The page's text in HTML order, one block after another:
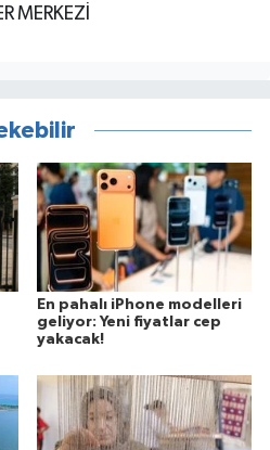
MERKEZİ
En pahalı iPhone modelleri
geliyor: Yeni fiyatlar cep
yakacak!